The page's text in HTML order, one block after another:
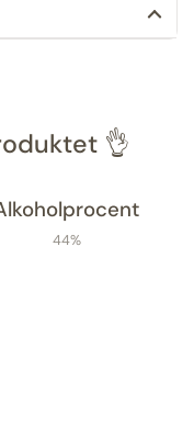
👌
44%
slide